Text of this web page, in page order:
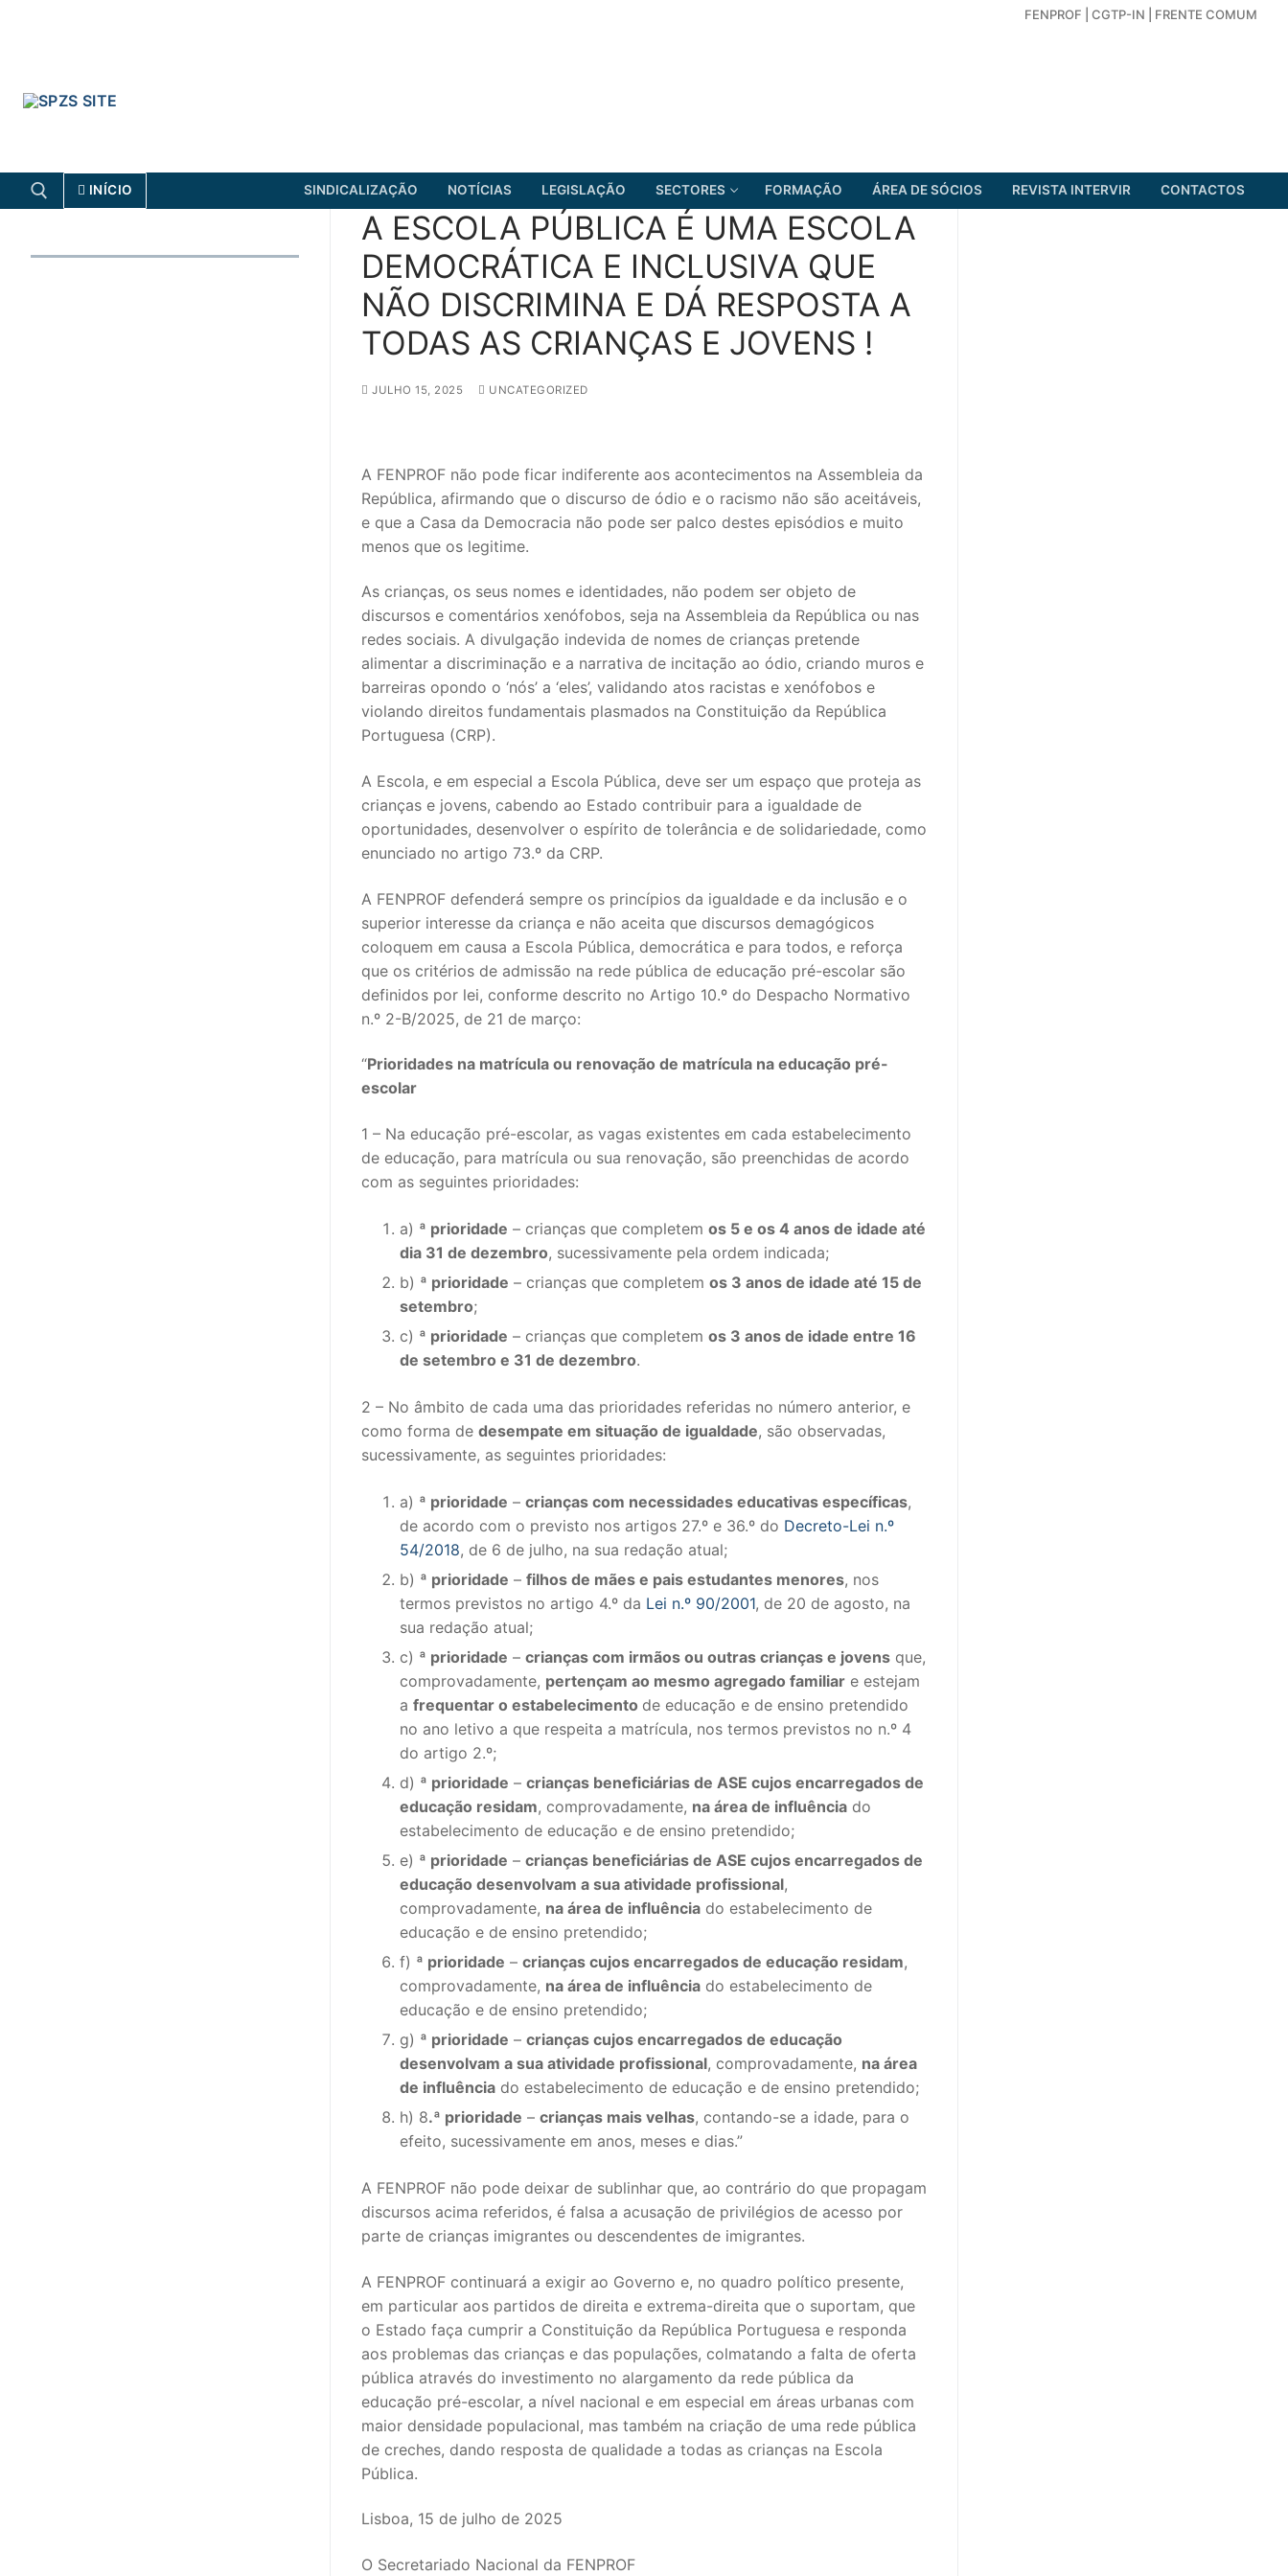
FENPROF CGTP-IN FRENTE COMUM
INÍCIO SINDICALIZAÇÃO NOTÍCIAS LEGISLAÇÃO SECTORES FORMAÇÃO ÁREA DE SÓCIOS REVISTA INTERVIR CONTACTOS
CGTP-IN FRENTE COMUM
Legislação
PRÉ-ESCOLAR
1º CICLO
2º/3º CEB / SECUNDÁRIO
ENSINO ARTÍSTICO
EDUCAÇÃO ESPECIAL
PARTICULAR / IPSS / MISERICÓRDIAS
ENSINO SUPERIOR
PROFESSORES CONTRATADOS
DOCENTES APOSENTADOS
Formação
Área de Sócios
Revista Intervir
A ESCOLA PÚBLICA É UMA ESCOLA
DEMOCRÁTICA E INCLUSIVA QUE
NÃO DISCRIMINA E DÁ RESPOSTA A
TODAS AS CRIANÇAS E JOVENS !
JULHO 15, 2025 UNCATEGORIZED
A FENPROF não pode ficar indiferente aos acontecimentos na Assembleia da
República, afirmando que o discurso de ódio e o racismo não são aceitáveis,
e que a Casa da Democracia não pode ser palco destes episódios e muito
menos que os legitime.
As crianças, os seus nomes e identidades, não podem ser objeto de
discursos e comentários xenófobos, seja na Assembleia da República ou nas
redes sociais. A divulgação indevida de nomes de crianças pretende
alimentar a discriminação e a narrativa de incitação ao ódio, criando muros e
barreiras opondo o ‘nós’ a ‘eles’, validando atos racistas e xenófobos e
violando direitos fundamentais plasmados na Constituição da República
Portuguesa (CRP).
A Escola, e em especial a Escola Pública, deve ser um espaço que proteja as
crianças e jovens, cabendo ao Estado contribuir para a igualdade de
oportunidades, desenvolver o espírito de tolerância e de solidariedade, como
enunciado no artigo 73.º da CRP.
A FENPROF defenderá sempre os princípios da igualdade e da inclusão e o
superior interesse da criança e não aceita que discursos demagógicos
coloquem em causa a Escola Pública, democrática e para todos, e reforça
que os critérios de admissão na rede pública de educação pré-escolar são
definidos por lei, conforme descrito no Artigo 10.º do Despacho Normativo
n.º 2-B/2025, de 21 de março:
“Prioridades na matrícula ou renovação de matrícula na educação pré-
escolar
1 – Na educação pré-escolar, as vagas existentes em cada estabelecimento
de educação, para matrícula ou sua renovação, são preenchidas de acordo
com as seguintes prioridades:
a) ª prioridade – crianças que completem os 5 e os 4 anos de idade até
dia 31 de dezembro, sucessivamente pela ordem indicada;
b) ª prioridade – crianças que completem os 3 anos de idade até 15 de
setembro;
c) ª prioridade – crianças que completem os 3 anos de idade entre 16
de setembro e 31 de dezembro.
2 – No âmbito de cada uma das prioridades referidas no número anterior, e
como forma de desempate em situação de igualdade, são observadas,
sucessivamente, as seguintes prioridades:
a) ª prioridade – crianças com necessidades educativas específicas,
de acordo com o previsto nos artigos 27.º e 36.º do Decreto-Lei n.º
54/2018, de 6 de julho, na sua redação atual;
b) ª prioridade – filhos de mães e pais estudantes menores, nos
termos previstos no artigo 4.º da Lei n.º 90/2001, de 20 de agosto, na
sua redação atual;
c) ª prioridade – crianças com irmãos ou outras crianças e jovens que,
comprovadamente, pertençam ao mesmo agregado familiar e estejam
a frequentar o estabelecimento de educação e de ensino pretendido
no ano letivo a que respeita a matrícula, nos termos previstos no n.º 4
do artigo 2.º;
d) ª prioridade – crianças beneficiárias de ASE cujos encarregados de
educação residam, comprovadamente, na área de influência do
estabelecimento de educação e de ensino pretendido;
e) ª prioridade – crianças beneficiárias de ASE cujos encarregados de
educação desenvolvam a sua atividade profissional,
comprovadamente, na área de influência do estabelecimento de
educação e de ensino pretendido;
f) ª prioridade – crianças cujos encarregados de educação residam,
comprovadamente, na área de influência do estabelecimento de
educação e de ensino pretendido;
g) ª prioridade – crianças cujos encarregados de educação
desenvolvam a sua atividade profissional, comprovadamente, na área
de influência do estabelecimento de educação e de ensino pretendido;
h) 8.ª prioridade – crianças mais velhas, contando-se a idade, para o
efeito, sucessivamente em anos, meses e dias.”
A FENPROF não pode deixar de sublinhar que, ao contrário do que propagam
discursos acima referidos, é falsa a acusação de privilégios de acesso por
parte de crianças imigrantes ou descendentes de imigrantes.
A FENPROF continuará a exigir ao Governo e, no quadro político presente,
em particular aos partidos de direita e extrema-direita que o suportam, que
o Estado faça cumprir a Constituição da República Portuguesa e responda
aos problemas das crianças e das populações, colmatando a falta de oferta
pública através do investimento no alargamento da rede pública da
educação pré-escolar, a nível nacional e em especial em áreas urbanas com
maior densidade populacional, mas também na criação de uma rede pública
de creches, dando resposta de qualidade a todas as crianças na Escola
Pública.
Lisboa, 15 de julho de 2025
O Secretariado Nacional da FENPROF